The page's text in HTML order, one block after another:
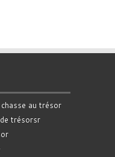
au trésor
trésorsr